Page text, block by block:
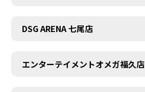
DSG ARENA 七尾店
エンターテイメントオメガ福久店